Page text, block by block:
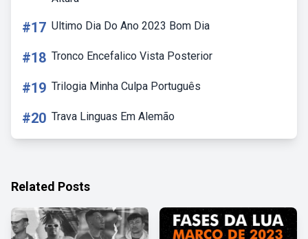
#17 Ultimo Dia Do Ano 2023 Bom Dia
#18 Tronco Encefalico Vista Posterior
#19 Trilogia Minha Culpa Português
#20 Trava Linguas Em Alemão
Related Posts